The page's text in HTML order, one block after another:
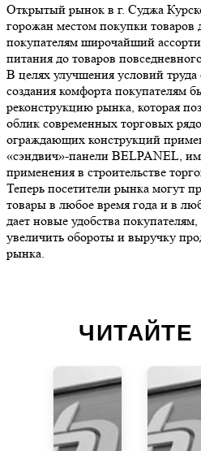
Открытый рынок в г. Суджа
горожан местом покупки товаров
покупателям широчайший
питания до товаров
В целях улучшения условий
создания комфорта покупателям
реконструкцию рынка, которая
облик современных торговых
ограждающих конструкций
«сэндвич»-панели BELPANEL,
применения в строительстве
Теперь посетители рынка могут
товары в любое время года и в
дает новые удобства
увеличить обороты и выручку
рынка.
ЧИТАЙТЕ